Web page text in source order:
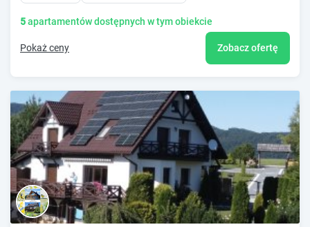
5apartamentów dostępnych w tym obiekcie
Pokaż ceny Zobacz ofertę